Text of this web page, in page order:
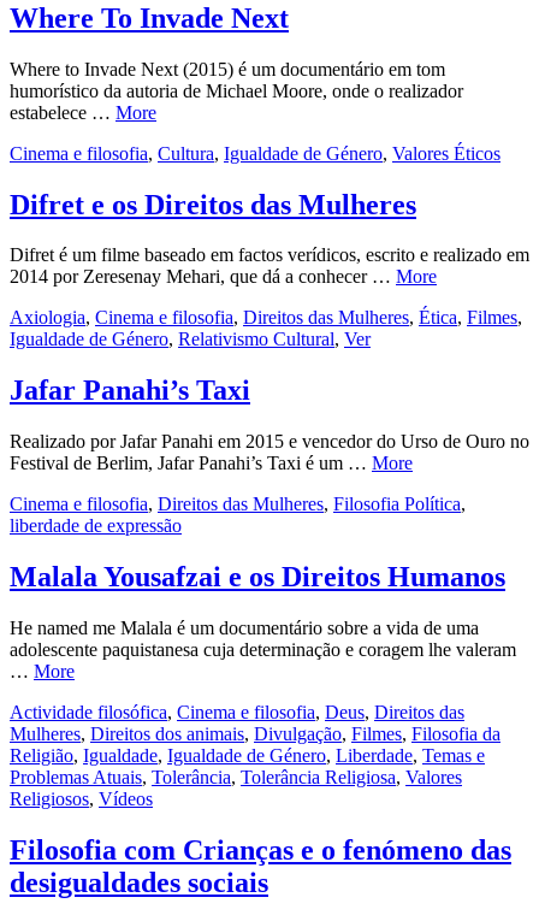
Where To Invade Next
Where to Invade Next (2015) é um documentário em tom
humorístico da autoria de Michael Moore, onde o realizador
estabelece … More
Cinema e filosofia, Cultura, Igualdade de Género, Valores Éticos
Difret e os Direitos das Mulheres
Difret é um filme baseado em factos verídicos, escrito e realizado em
2014 por Zeresenay Mehari, que dá a conhecer … More
Axiologia, Cinema e filosofia, Direitos das Mulheres, Ética, Filmes,
Igualdade de Género, Relativismo Cultural, Ver
Jafar Panahi’s Taxi
Realizado por Jafar Panahi em 2015 e vencedor do Urso de Ouro no
Festival de Berlim, Jafar Panahi’s Taxi é um … More
Cinema e filosofia, Direitos das Mulheres, Filosofia Política,
liberdade de expressão
Malala Yousafzai e os Direitos Humanos
He named me Malala é um documentário sobre a vida de uma
adolescente paquistanesa cuja determinação e coragem lhe valeram
… More
Actividade filosófica, Cinema e filosofia, Deus, Direitos das
Mulheres, Direitos dos animais, Divulgação, Filmes, Filosofia da
Religião, Igualdade, Igualdade de Género, Liberdade, Temas e
Problemas Atuais, Tolerância, Tolerância Religiosa, Valores
Religiosos, Vídeos
Filosofia com Crianças e o fenómeno das
desigualdades sociais